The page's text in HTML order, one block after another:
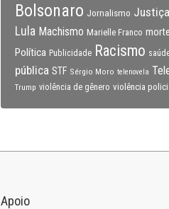
Bolsonaro Jornalismo Justiça
Lula Machismo Marielle Franco morte
Política Publicidade Racismo
pública STF Sérgio Moro telenovela
Trump violência de gênero violência
Apoio